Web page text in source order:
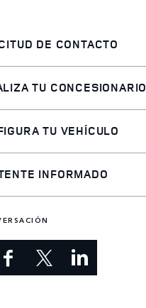
DE CONTACTO
TU CONCESIONARIO
TU VEHÍCULO
INFORMADO